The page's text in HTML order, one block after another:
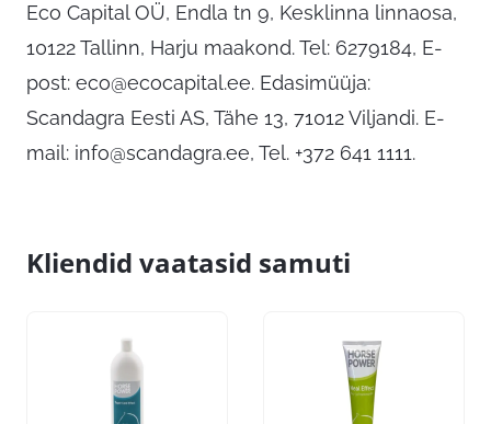
Eco Capital OÜ, Endla tn 9, Kesklinna linnaosa,
10122 Tallinn, Harju maakond. Tel: 6279184, E-
post: eco@ecocapital.ee. Edasimüüja:
Scandagra Eesti AS, Tähe 13, 71012 Viljandi. E-
mail: info@scandagra.ee, Tel. +372 641 1111.
Kliendid vaatasid samuti